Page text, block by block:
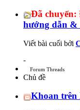
Đã chuyển:
hướng dẫn &
Viết bài cuối bởi
-
Forum Threads
Chủ đề
Khoan trên